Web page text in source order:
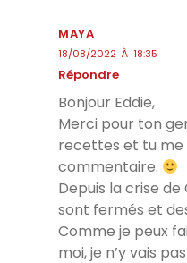
MAYA
18/08/2022 À 18:35
Répondre
Bonjour Eddie,
Merci pour ton
recettes et tu me
commentaire.
Depuis la crise
sont fermés et
Comme je peux
moi, je n’y vais